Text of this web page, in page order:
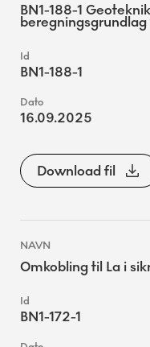
BN1-188-1
BN1-188-1
16.09.2025
Download fil
Omkobling til La i
BN1-172-1